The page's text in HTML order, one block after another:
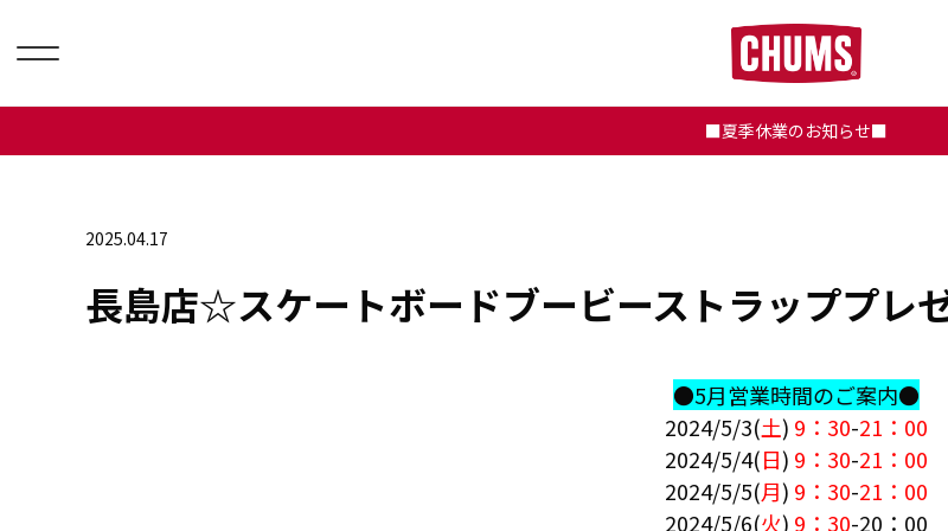
■夏季休業のお知らせ■
2025.04.17
長島店☆スケートボードブービーストラッププレ
●5月営業時間のご案内●
2024/5/3(土) 9：30-21：00
2024/5/4(日) 9：30-21：00
2024/5/5(月) 9：30-21：00
2024/5/6(火) 9：30-20：00